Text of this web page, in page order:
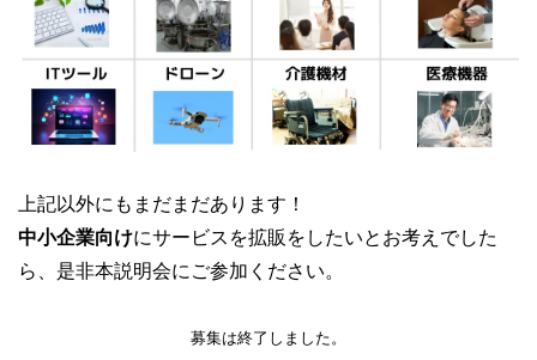
上記以外にもまだまだあります！
中小企業向けにサービスを拡販をしたいとお考えでした
ら、是非本説明会にご参加ください。
募集は終了しました。